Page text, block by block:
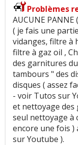
Visibilité
Volume de
Volume du
Nombre de
pas
Roue de
Puissance
Problèmes
AUCUNE
( je fais une
vidanges, filtre à
filtre à gaz oil ,
des garnitures
tambours " des
disques ( assez
- voir Tutos sur
et nettoyage
seul nettoyage à
encore une fois
sur Youtube ).